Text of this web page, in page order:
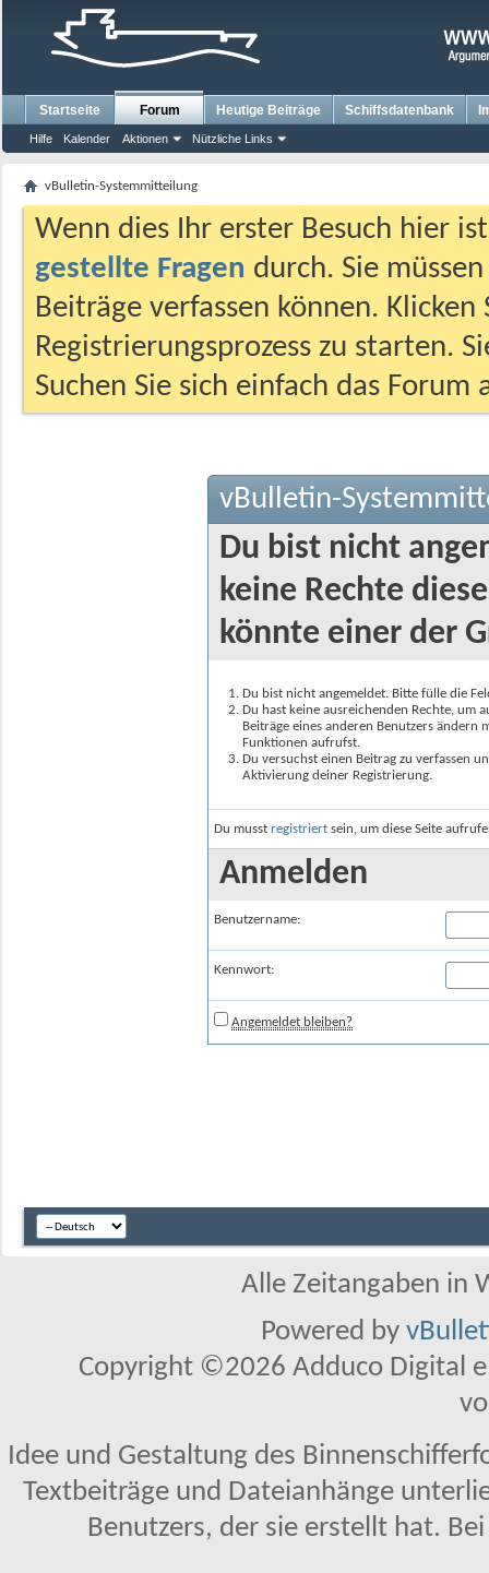
Startseite Forum
Hilfe Kalender Aktionen Nützliche Links
Heutige Beiträge Schiffsdatenbank
vBulletin-Systemmitteilung
Wenn dies Ihr erster Besuch hier
gestellte Fragen durch. Sie
Beiträge verfassen können.
Registrierungsprozess zu starten.
Suchen Sie sich einfach das
vBulletin-
Du bist nicht
keine Rechte
könnte einer der
Du bist nicht angemeldet. Bitte fülle die
Du hast keine ausreichenden Rechte, um
Beiträge eines anderen Benutzers
Funktionen aufrufst.
Du versuchst einen Beitrag zu verfassen
Aktivierung deiner Registrierung.
Du musst registriert sein, um diese Seite
Anmelden
Benutzername:
Kennwort:
Angemeldet bleiben?
Alle Zeitangaben in
Powered by
Copyright ©2026 Adduco Digital
Idee und Gestaltung des
Textbeiträge und Dateianhänge
Benutzers, der sie erstellt hat.